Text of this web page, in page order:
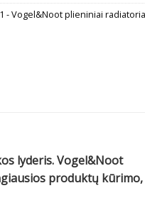
- Vogel&Noot plieniniai
lyderis. Vogel&Noot
produktų kūrimo,